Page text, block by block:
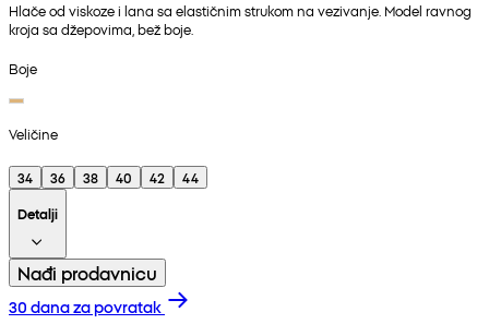
Hlače od viskoze i lana sa elastičnim strukom na vezivanje. Model ravnog
kroja sa džepovima, bež boje.
Boje
Veličine
34 36 38 40 42
44
Detalji
Nađi prodavnicu
30 dana za povratak